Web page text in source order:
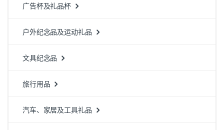
广告杯及礼品杯
户外纪念品及运动礼品
文具纪念品
旅行用品
汽车、家居及工具礼品